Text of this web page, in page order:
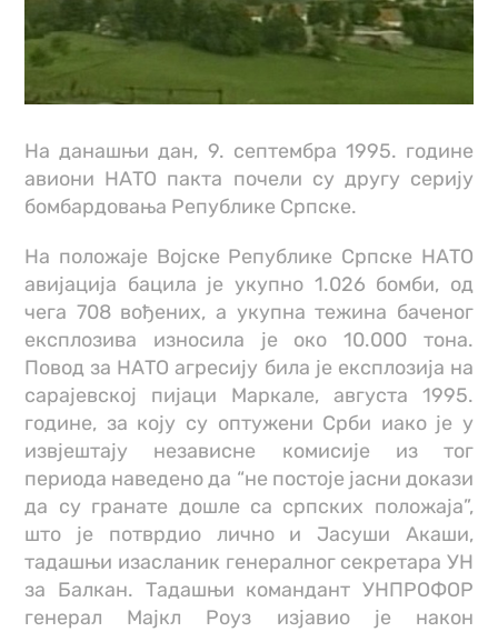
На данашњи дан, 9. септембра 1995. године
авиони НАТО пакта почели су другу серију
бомбардовања Републике Српске.
На положаје Војске Републике Српске НАТО
авијација бацила је укупно 1.026 бомби, од
чега 708 вођених, а укупна тежина баченог
експлозива износила је око 10.000 тона.
Повод за НАТО агресију била је експлозија на
сарајевској пијаци Маркале, августа 1995.
године, за коју су оптужени Срби иако је у
извјештају независне комисије из тог
периода наведено да “не постоје јасни докази
да су гранате дошле са српских положаја”,
што је потврдио лично и Јасуши Акаши,
тадашњи изасланик генералног секретара УН
за Балкан. Тадашњи командант УНПРОФОР
генерал Мајкл Роуз изјавио је након